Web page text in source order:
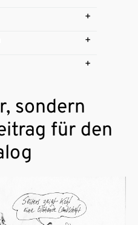
sondern
für den